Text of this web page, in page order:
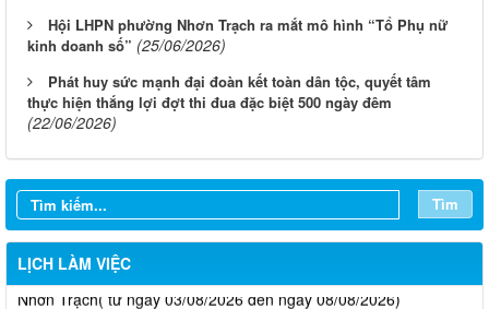
Hội LHPN phường Nhơn Trạch ra mắt mô hình “Tổ Phụ nữ
kinh doanh số” (25/06/2026)
Phát huy sức mạnh đại đoàn kết toàn dân tộc, quyết tâm
thực hiện thắng lợi đợt thi đua đặc biệt 500 ngày đêm
(22/06/2026)
Tìm
LỊCH LÀM VIỆC
Thông báo lịch làm việc tuần của HĐND và UBND phường
Nhơn Trạch( từ ngày 03/08/2026 đến ngày 08/08/2026)